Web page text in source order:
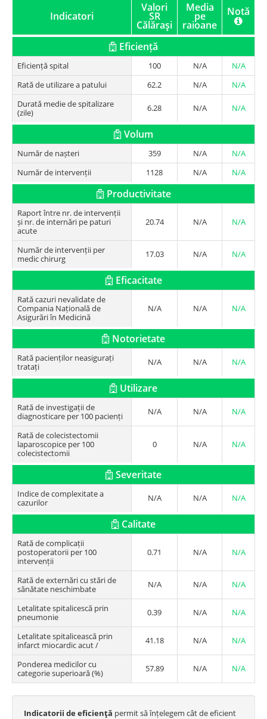
Indicatori
Valori
SR
Călăraşi
Media
pe
raioane
Notă
Eficiență
Eficiență spital 100 N/A
N/A
Rată de utilizare a patului
62.2 N/A
N/A
Durată medie de spitalizare
(zile)
6.28 N/A N/A
Volum
Număr de nașteri 359 N/A
N/A
Număr de intervenții
1128 N/A N/A
Productivitate
Raport între nr. de intervenții
și nr. de internări pe paturi
acute
20.74 N/A N/A
Număr de intervenții per
medic chirurg
17.03 N/A N/A
Eficacitate
Rată cazuri nevalidate de
Compania Națională de
Asigurări în Medicină
N/A N/A N/A
Notorietate
Rată pacienților neasigurați
tratați
N/A N/A N/A
Utilizare
Rată de investigații de
diagnosticare per 100 pacienți
N/A N/A N/A
Rată de colecistectomii
laparoscopice per 100
colecistectomii
0 N/A N/A
Severitate
Indice de complexitate a
cazurilor
N/A N/A N/A
Calitate
Rată de complicații
postoperatorii per 100
intervenții
0.71 N/A N/A
Rată de externări cu stări de
sănătate neschimbate
N/A N/A N/A
Letalitate spitalicescă prin
pneumonie
0.39 N/A N/A
Letalitate spitalicească prin
infarct miocardic acut /
41.18 N/A N/A
Ponderea medicilor cu
categorie superioară (%)
57.89 N/A N/A
Indicatorii de eficienţă permit să înțelegem cât de eficient